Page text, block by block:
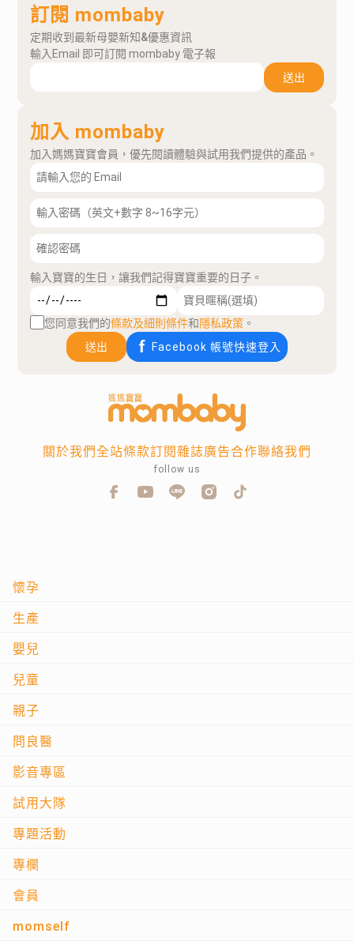
訂閱 mombaby
定期收到最新母嬰新知&優惠資訊
輸入Email 即可訂閱 mombaby 電子報
送出
加入 mombaby
加入媽媽寶寶會員，優先閱讀體驗與試用我們提供的產品。
輸入寶寶的生日，讓我們記得寶寶重要的日子。
您同意我們的條款及細則條件和隱私政策 。
送出
Facebook 帳號快速登入
懷孕
生產
嬰兒
兒童
親子
問良醫
影音專區
試用大隊
專題活動
專欄
會員
momself
關於我們全站條款訂閱雜誌廣告合作聯絡我們
follow us